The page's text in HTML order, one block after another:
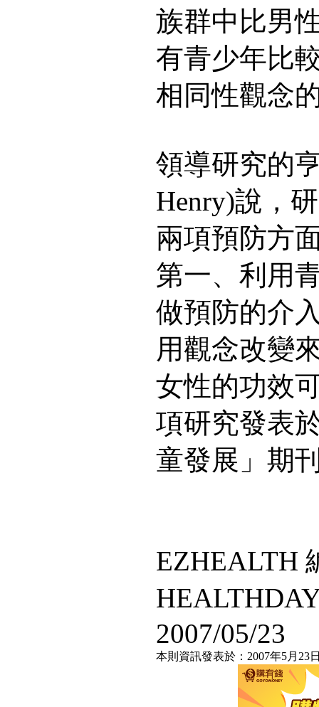
族群中比男
有青少年比
相同性觀念
領導研究的
Henry)說，
兩項預防方
第一、利用
做預防的介
用觀念改變
女性的功效
項研究發表
童發展」期
EZHEALTH
2007/05/23
本則資訊發表於：2007年5月23